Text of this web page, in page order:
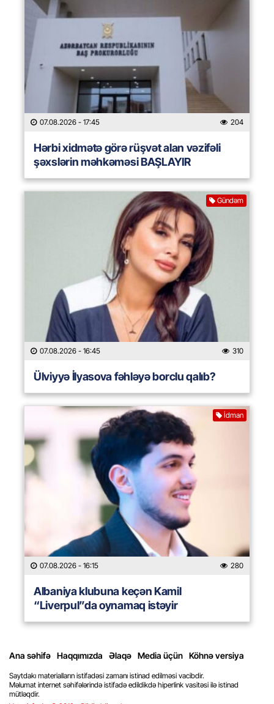
07.08.2026 - 17:45 204
Hərbi xidmətə görə rüşvət alan vəzifəli
şəxslərin məhkəməsi BAŞLAYIR
Gündəm
07.08.2026 - 16:45 310
Ülviyyə İlyasova fəhləyə borclu qalıb?
İdman
07.08.2026 - 16:15 280
Albaniya klubuna keçən Kamil
“Liverpul”da oynamaq istəyir
Ana səhifə Haqqımızda Əlaqə Media üçün Köhnə versiya
Saytdakı materialların istifadəsi zamanı istinad edilməsi vacibdir.
Məlumat internet səhifələrində istifadə edildikdə hiperlink vasitəsi ilə istinad
mütləqdir.